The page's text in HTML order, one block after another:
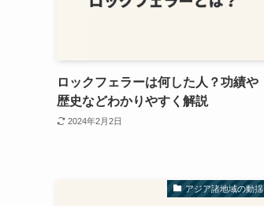
ロックフェラーは何した人？功績や
歴史などわかりやすく解説
2024年2月2日
アジア諸地域の動揺